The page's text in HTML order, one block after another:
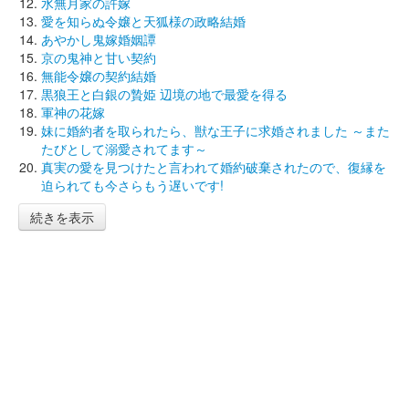
愛を知らぬ令嬢と天狐様の政略結婚
あやかし鬼嫁婚姻譚
京の鬼神と甘い契約
無能令嬢の契約結婚
黒狼王と白銀の贄姫 辺境の地で最愛を得る
軍神の花嫁
妹に婚約者を取られたら、獣な王子に求婚されました ～また
たびとして溺愛されてます～
真実の愛を見つけたと言われて婚約破棄されたので、復縁を
迫られても今さらもう遅いです!
続きを表示